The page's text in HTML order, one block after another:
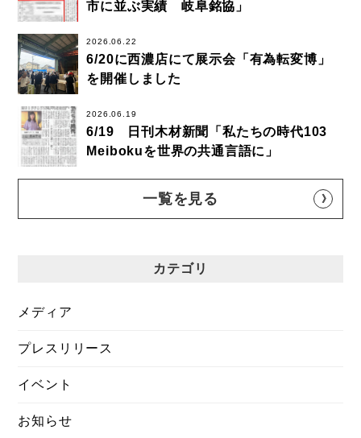
市に並ぶ実績 岐阜銘協」
2026.06.22
6/20に西濃店にて展示会「有為転変博」
を開催しました
2026.06.19
6/19 日刊木材新聞「私たちの時代103
Meibokuを世界の共通言語に」
一覧を見る
カテゴリ
メディア
プレスリリース
イベント
お知らせ